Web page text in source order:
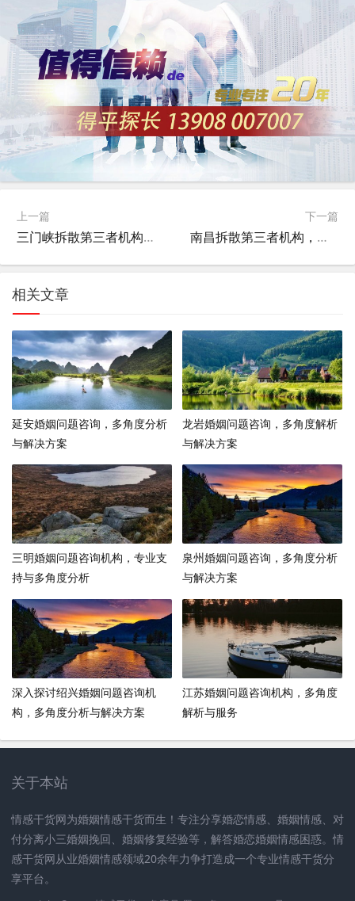
上一篇
三门峡拆散第三者机构，道德与法律的边界
下一篇
南昌拆散第三者机构，道德与法律的边界探讨
相关文章
延安婚姻问题咨询，多角度分析
与解决方案
龙岩婚姻问题咨询，多角度解析
与解决方案
三明婚姻问题咨询机构，专业支
持与多角度分析
泉州婚姻问题咨询，多角度分析
与解决方案
深入探讨绍兴婚姻问题咨询机
构，多角度分析与解决方案
江苏婚姻问题咨询机构，多角度
解析与服务
关于本站
情感干货网为婚姻情感干货而生！专注分享婚恋情感、婚姻情感、对
付分离小三婚姻挽回、婚姻修复经验等，解答婚恋婚姻情感困惑。情
感干货网从业婚姻情感领域20余年力争打造成一个专业情感干货分
享平台。